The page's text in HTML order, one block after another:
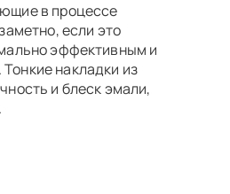
в процессе
если это
эффективным и
накладки из
и блеск эмали,